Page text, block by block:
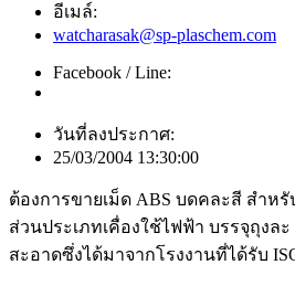
อีเมล์:
watcharasak@sp-plaschem.com
Facebook / Line:
วันที่ลงประกาศ:
25/03/2004 13:30:00
ต้องการขายเม็ด ABS บดคละสี สำหรั
ส่วนประเภทเคื่องใช้ไฟฟ้า บรรจุถุงล
สะอาดซึ่งได้มาจากโรงงานที่ได้รับ